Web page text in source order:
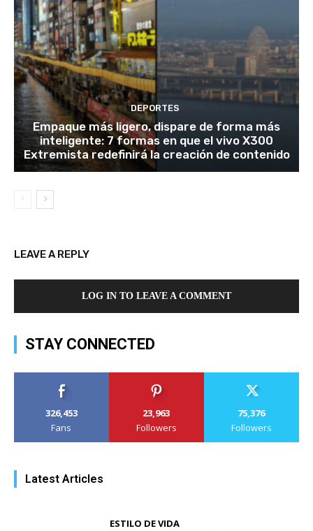
DEPORTES
Empaque más ligero, dispare de forma más
inteligente: 7 formas en que el vivo X300
Extremista redefinirá la creación de contenido
LEAVE A REPLY
LOG IN TO LEAVE A COMMENT
STAY CONNECTED
326,453
Fans
23,963
Followers
75,376
Followers
Latest Articles
ESTILO DE VIDA